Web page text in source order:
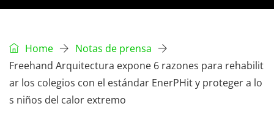
Home
Notas de prensa
Freehand Arquitectura expone 6 razones para rehabilit
ar los colegios con el estándar EnerPHit y proteger a lo
s niños del calor extremo